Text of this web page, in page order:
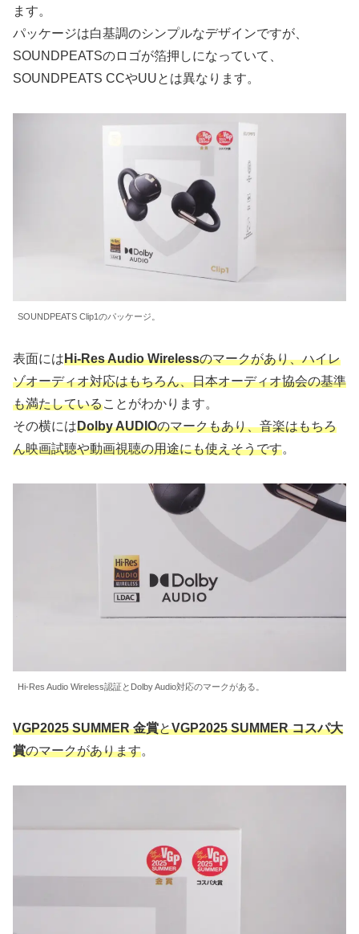
ます。
パッケージは白基調のシンプルなデザインですが、
SOUNDPEATSのロゴが箔押しになっていて、
SOUNDPEATS CCやUUとは異なります。
SOUNDPEATS Clip1のパッケージ。
表面にはHi-Res Audio Wirelessのマークがあり、ハイレ
ゾオーディオ対応はもちろん、日本オーディオ協会の基準
も満たしていることがわかります。
その横にはDolby AUDIOのマークもあり、音楽はもちろ
ん映画試聴や動画視聴の用途にも使えそうです。
Hi-Res Audio Wireless認証とDolby Audio対応のマークがある。
VGP2025 SUMMER 金賞とVGP2025 SUMMER コスパ大
賞のマークがあります。